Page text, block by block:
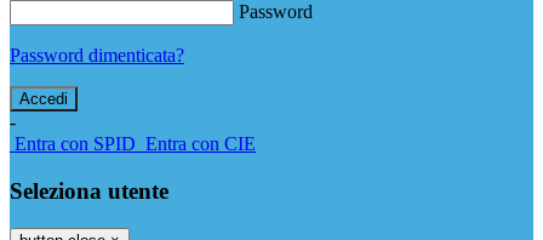
Password
Password dimenticata?
-
Entra con SPID Entra con CIE
Seleziona utente